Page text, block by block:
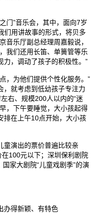
门”音乐会，其中，面向7岁
们用讲故事的形式，将贝多
音乐厅副总经理周嘉毅说，
我们还用长笛、单簧管等乐
，调动了孩子的积极性。”
，为他们提供个性化服务。”
，就考虑到低幼孩子专注力
右、规模200人以内的“迷
，下午要睡觉，大小孩起得
排在上午10点开始，大小孩
童演出的票价普遍比较亲
在100元以下；深圳保利剧院
家大剧院“儿童戏剧季”的演
办得新颖、有特色